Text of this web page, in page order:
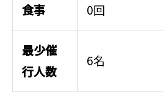
食事 0回
最少催
行人数
6名